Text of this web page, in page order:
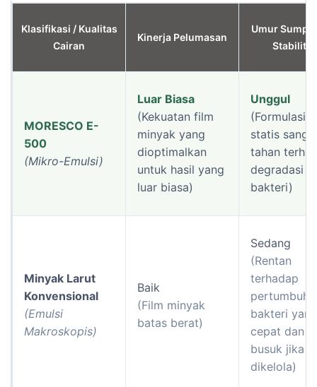
Klasifikasi / Kualitas
Cairan
Kinerja Pelumasan
Umur Sump
Stabilitas
MORESCO E-
500
(Mikro-Emulsi)
Luar Biasa
(Kekuatan film
minyak yang
dioptimalkan
untuk hasil yang
luar biasa)
Unggul
(Formulasi
statis
tahan
degradasi
bakteri)
Minyak Larut
Konvensional
(Emulsi
Makroskopis)
Baik
(Film minyak
batas berat)
Sedang
(Rentan
terhadap
bakteri yang
cepat dan
busuk jika
dikelola)